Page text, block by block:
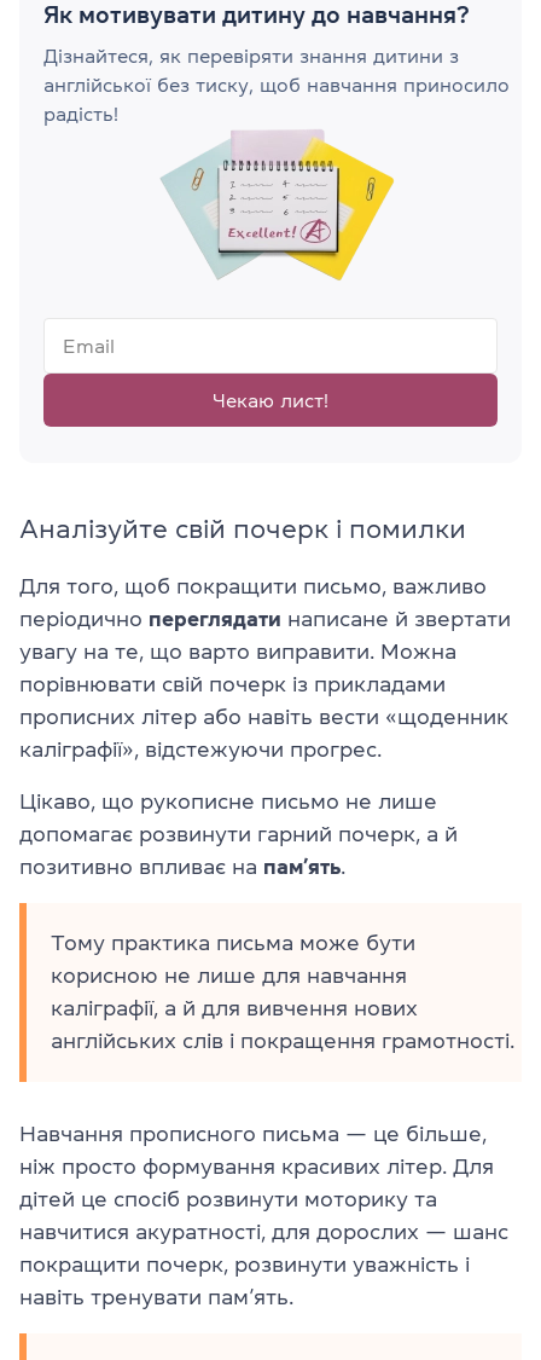
Як мотивувати дитину до навчання?
Дізнайтеся, як перевіряти знання дитини з
англійської без тиску, щоб навчання приносило
радість!
Чекаю лист!
Аналізуйте свій почерк і помилки
Для того, щоб покращити письмо, важливо
періодично переглядати написане й звертати
увагу на те, що варто виправити. Можна
порівнювати свій почерк із прикладами
прописних літер або навіть вести «щоденник
каліграфії», відстежуючи прогрес.
Цікаво, що рукописне письмо не лише
допомагає розвинути гарний почерк, а й
позитивно впливає на пам’ять.
Тому практика письма може бути
корисною не лише для навчання
каліграфії, а й для вивчення нових
англійських слів і покращення грамотності.
Навчання прописного письма — це більше,
ніж просто формування красивих літер. Для
дітей це спосіб розвинути моторику та
навчитися акуратності, для дорослих — шанс
покращити почерк, розвинути уважність і
навіть тренувати пам’ять.